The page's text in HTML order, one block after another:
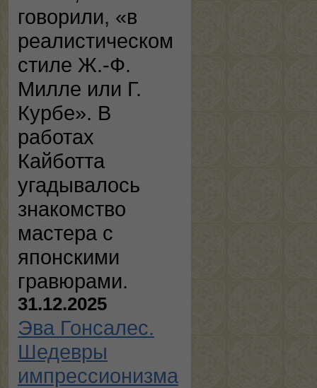
говорили, «в
реалистическом
стиле Ж.-Ф.
Милле или Г.
Курбе». В
работах
Кайботта
угадывалось
знакомство
мастера с
японскими
гравюрами.
31.12.2025
Эва Гонсалес.
Шедевры
импрессионизма